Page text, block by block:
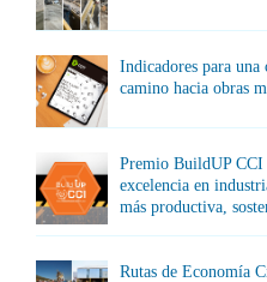
Indicadores para
camino hacia obras
Premio BuildUP CCI
excelencia en
más productiva,
Rutas de Economía